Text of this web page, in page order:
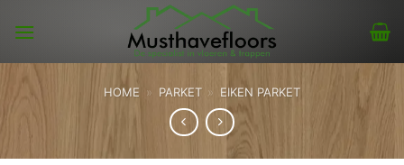
HOME » PARKET » EIKEN PARKET